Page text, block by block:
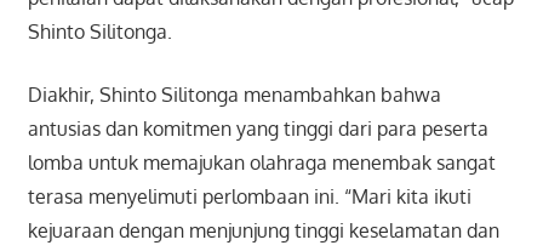
Shinto Silitonga.
Diakhir, Shinto Silitonga menambahkan bahwa
antusias dan komitmen yang tinggi dari para peserta
lomba untuk memajukan olahraga menembak sangat
terasa menyelimuti perlombaan ini. “Mari kita ikuti
kejuaraan dengan menjunjung tinggi keselamatan dan